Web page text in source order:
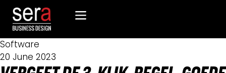
Home>Blog
Vergeet de 3-klik-regel, goede UX is veel
Software
20 June 2023